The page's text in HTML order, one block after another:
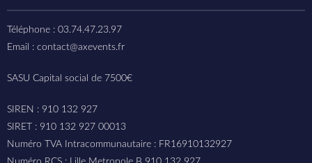
Téléphone : 03.74.47.23.97
Email : contact@axevents.fr
SASU Capital social de 7500€
SIREN : 910 132 927
SIRET : 910 132 927 00013
Numéro TVA Intracommunautaire : FR16910132927